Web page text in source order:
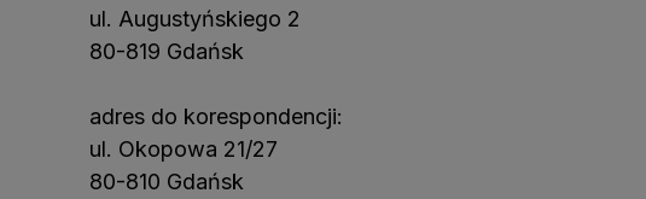
ul. Augustyńskiego 2
80-819 Gdańsk
adres do korespondencji:
ul. Okopowa 21/27
80-810 Gdańsk